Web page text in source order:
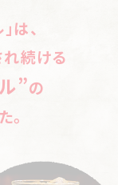
と愛されて
んじり」魂
人柄と手料
町にある秘
止まらない
には「焼
ハイボー
の名酒場で
ない
から声を
の醍醐味。
ベートの話は
にプライベー
は、
続ける
”の
。